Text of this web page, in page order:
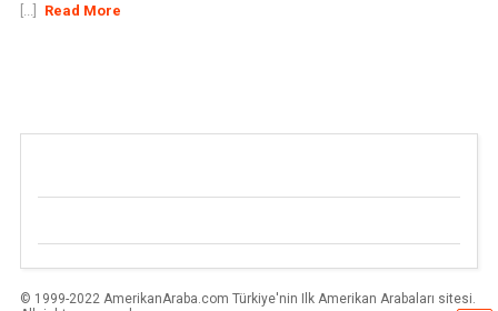
[...]
Read More
© 1999-2022 AmerikanAraba.com Türkiye'nin Ilk Amerikan Arabaları sitesi.